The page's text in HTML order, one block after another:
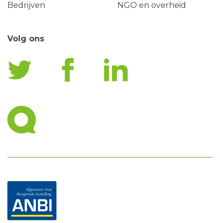
Bedrijven NGO en overheid
Volg ons